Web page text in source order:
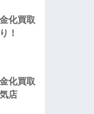
化買取
！
化買取
店